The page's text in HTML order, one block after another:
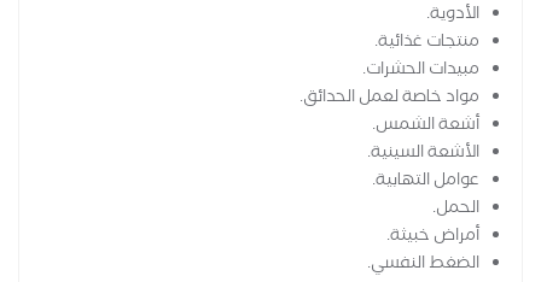
الأدوية.
منتجات غذائية.
مبيدات الحشرات.
مواد خاصة لعمل الحدائق.
أشعة الشمس.
الأشعة السينية.
عوامل التهابية.
الحمل.
أمراض خبيثة.
الضغط النفسي.